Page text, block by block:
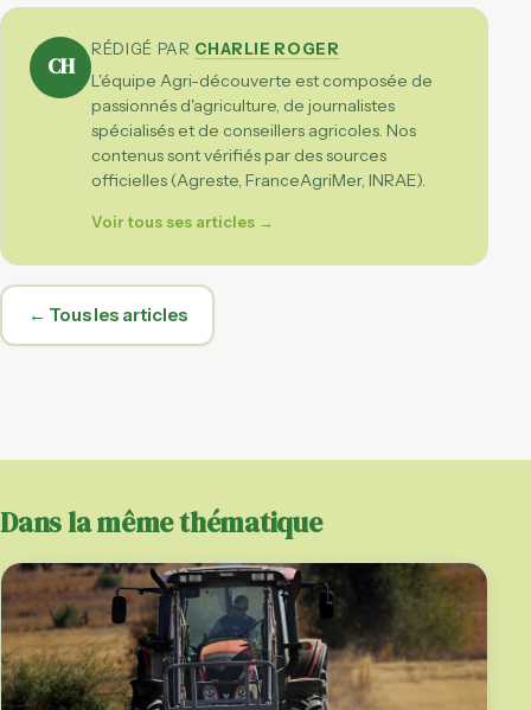
CH
RÉDIGÉ PAR CHARLIE ROGER
L'équipe Agri-découverte est composée de
passionnés d'agriculture, de journalistes
spécialisés et de conseillers agricoles. Nos
contenus sont vérifiés par des sources
officielles (Agreste, FranceAgriMer, INRAE).
Voir tous ses articles →
← Tous les articles
Dans la même thématique